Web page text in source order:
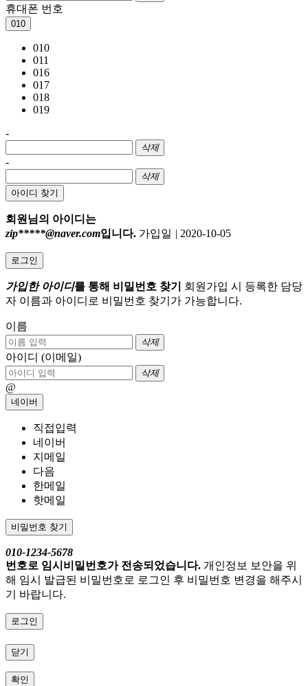
휴대폰 번호
010
010
011
016
017
018
019
-
삭제
-
삭제
아이디 찾기
회원님의 아이디는
zip*****@naver.com입니다. 가입일 | 2020-10-05
로그인
가입한 아이디를 통해 비밀번호 찾기
회원가입 시 등록한 담당
자 이름과 아이디로 비밀번호 찾기가 가능합니다.
이름
삭제
아이디 (이메일)
삭제
@
네이버
직접입력
네이버
지메일
다음
한메일
핫메일
비밀번호 찾기
010-1234-5678
번호로 임시비밀번호가 전송되었습니다. 개인정보 보안을 위
해 임시 발급된 비밀번호로 로그인 후 비밀번호 변경을 해주시
기 바랍니다.
로그인
닫기
확인